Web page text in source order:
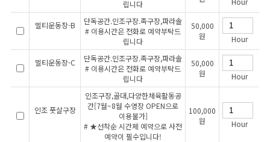
립니다
멀티운동장-B
단독공간.인조구장.족구장,파라솔
# 이용시간은 전화로 예약부탁드
립니다
50,000
원
Hour
멀티운동장-C
단독공간.인조구장.족구장,파라솔
# 이용시간은 전화로 예약부탁드
립니다
50,000
원
Hour
인조 풋살구장
인조구장,골대,다양한체육활동공
간[7월~8월 수영장 OPEN으로
이용불가]
# ★선착순 시간제 예약으로 사전
예약이 필수입니다!
100,000
원
Hour